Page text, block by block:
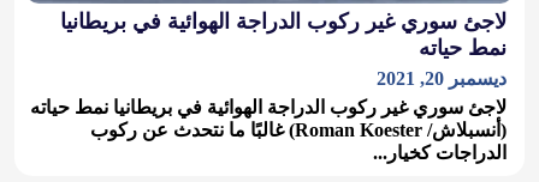
لاجئ سوري غير ركوب الدراجة الهوائية في بريطانيا
نمط حياته
ديسمبر 20, 2021
لاجئ سوري غير ركوب الدراجة الهوائية في بريطانيا نمط حياته
(أنسبلاش/ Roman Koester) غالبًا ما نتحدث عن ركوب
الدراجات كخيار...